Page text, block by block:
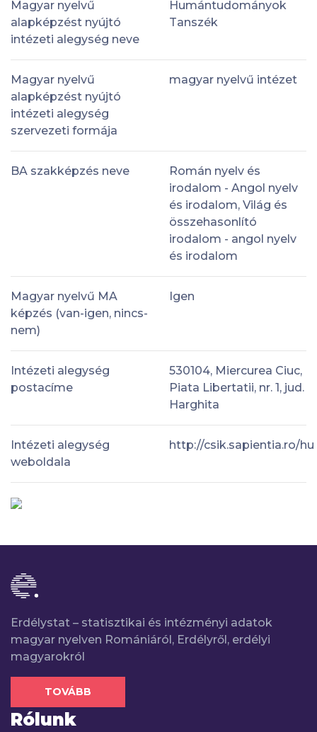
Magyar nyelvű
alapképzést nyújtó
intézeti alegység neve
Humántudományok
Tanszék
Magyar nyelvű
alapképzést nyújtó
intézeti alegység
szervezeti formája
magyar nyelvű intézet
BA szakképzés neve
Román nyelv és
irodalom - Angol nyelv
és irodalom, Világ és
összehasonlító
irodalom - angol nyelv
és irodalom
Magyar nyelvű MA
képzés (van-igen, nincs-
nem)
Igen
Intézeti alegység
postacíme
530104, Miercurea Ciuc,
Piata Libertatii, nr. 1, jud.
Harghita
Intézeti alegység
weboldala
http://csik.sapientia.ro/hu
Erdélystat – statisztikai és intézményi adatok
magyar nyelven Romániáról, Erdélyről, erdélyi
magyarokról
TOVÁBB
Rólunk